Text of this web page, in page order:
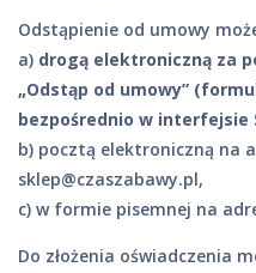
Odstąpienie od umowy
a) drogą elektroniczną za
„Odstąp od umowy”
bezpośrednio w interfejsie
b) pocztą elektroniczną na
sklep@czaszabawy.pl,
c) w formie pisemnej na
Do złożenia oświadczenia